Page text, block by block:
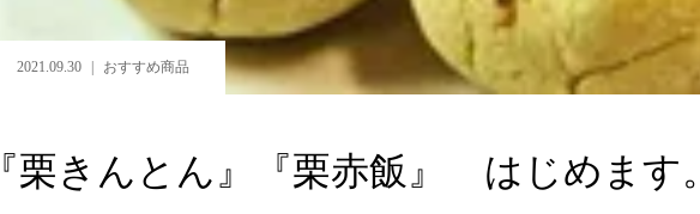
2021.09.30 おすすめ商品
『栗きんとん』『栗赤飯』 はじめます。